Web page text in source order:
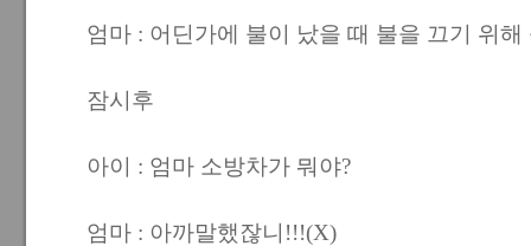
엄마 : 어딘가에 불이 났을 때 불을 끄기 위
잠시후
아이 : 엄마 소방차가 뭐야?
엄마 : 아까말했잖니!!!(X)